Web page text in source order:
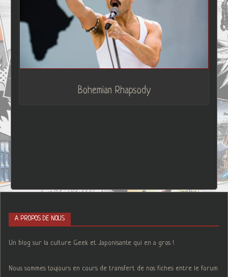
Bohemian Rhapsody
A PROPOS DE NOUS
Un blog sur la culture Geek et Japonisante qui en a gros !
Nous sommes toujours en cours de transfert de nos fiches entre le forum